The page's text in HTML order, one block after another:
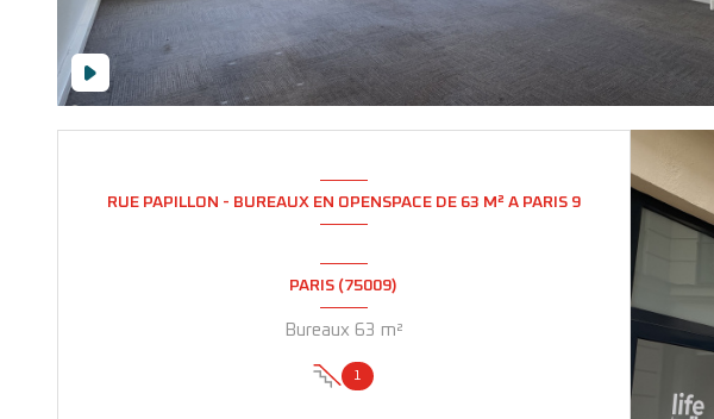
RUE PAPILLON - BUREAUX EN OPENSPACE DE 63 M² A PARIS 9
PARIS (75009)
Bureaux 63 m²
1